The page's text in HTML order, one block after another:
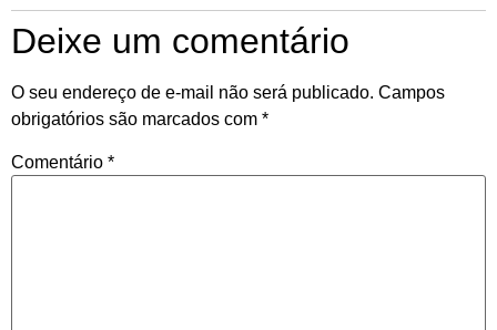
Deixe um comentário
O seu endereço de e-mail não será publicado. Campos
obrigatórios são marcados com *
Comentário *